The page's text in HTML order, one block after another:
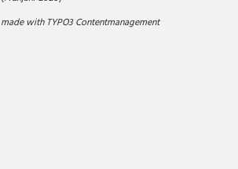
made with TYPO3 Contentmanagement